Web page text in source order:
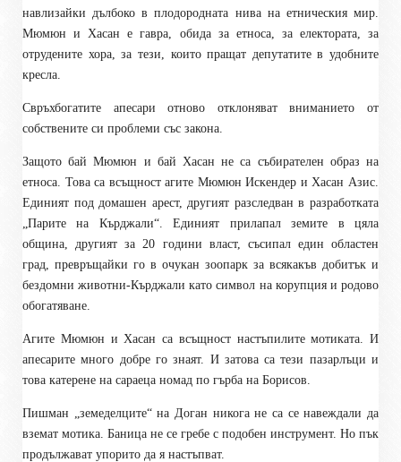
навлизайки дълбоко в плодородната нива на етническия мир.
Мюмюн и Хасан е гавра, обида за етноса, за електората, за
отрудените хора, за тези, които пращат депутатите в удобните
кресла.
Свръхбогатите апесари отново отклоняват вниманието от
собствените си проблеми със закона.
Защото бай Мюмюн и бай Хасан не са събирателен образ на
етноса. Това са всъщност агите Мюмюн Искендер и Хасан Азис.
Единият под домашен арест, другият разследван в разработката
„Парите на Кърджали“. Единият прилапал земите в цяла
община, другият за 20 години власт, съсипал един областен
град, превръщайки го в очукан зоопарк за всякакъв добитък и
бездомни животни-Кърджали като символ на корупция и родово
обогатяване.
Агите Мюмюн и Хасан са всъщност настъпилите мотиката. И
апесарите много добре го знаят. И затова са тези пазарлъци и
това катерене на сараеца номад по гърба на Борисов.
Пишман „земеделците“ на Доган никога не са се навеждали да
вземат мотика. Баница не се гребе с подобен инструмент. Но пък
продължават упорито да я настъпват.